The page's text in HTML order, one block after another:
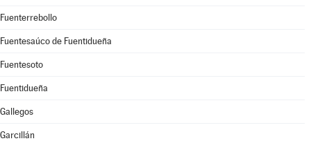
Fuenterrebollo
Fuentesaúco de Fuentidueña
Fuentesoto
Fuentidueña
Gallegos
Garcillán